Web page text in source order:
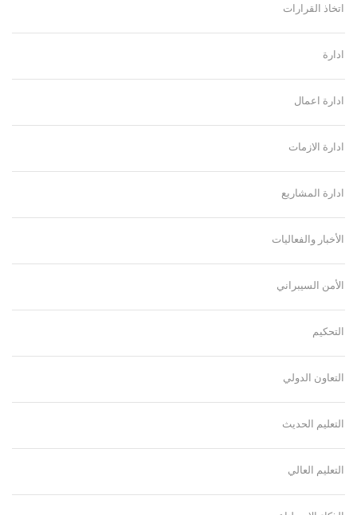
اتخاذ القرارات
ادارة
ادارة اعمال
ادارة الازمات
ادارة المشاريع
الأخبار والفعاليات
الأمن السيبراني
التحكيم
التعاون الدولي
التعليم الحديث
التعليم العالي